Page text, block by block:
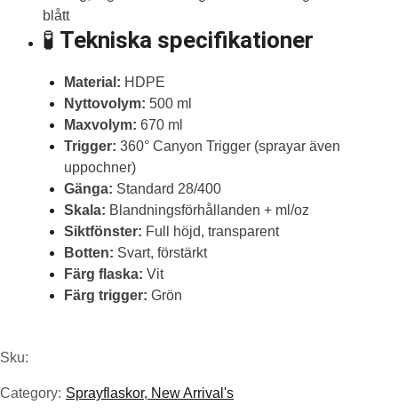
blått
🧪 Tekniska specifikationer
Material: HDPE
Nyttovolym: 500 ml
Maxvolym: 670 ml
Trigger: 360° Canyon Trigger (sprayar även
uppochner)
Gänga: Standard 28/400
Skala: Blandningsförhållanden + ml/oz
Siktfönster: Full höjd, transparent
Botten: Svart, förstärkt
Färg flaska: Vit
Färg trigger: Grön
Sku:
Category: Sprayflaskor, New Arrival's